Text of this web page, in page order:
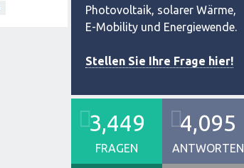
Photovoltaik, solarer Wärme,
E-Mobility und Energiewende.
Stellen Sie Ihre Frage hier!
3,449
FRAGEN
4,095
ANTWORTEN